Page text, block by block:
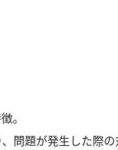
。
問題が発生した際の